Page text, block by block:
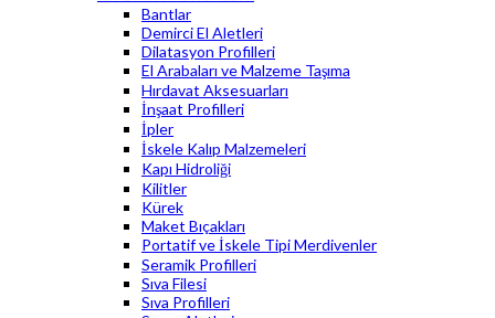
Bantlar
Demirci El Aletleri
Dilatasyon Profilleri
El Arabaları ve Malzeme Taşıma
Hırdavat Aksesuarları
İnşaat Profilleri
İpler
İskele Kalıp Malzemeleri
Kapı Hidroliği
Kilitler
Kürek
Maket Bıçakları
Portatif ve İskele Tipi Merdivenler
Seramik Profilleri
Sıva Filesi
Sıva Profilleri